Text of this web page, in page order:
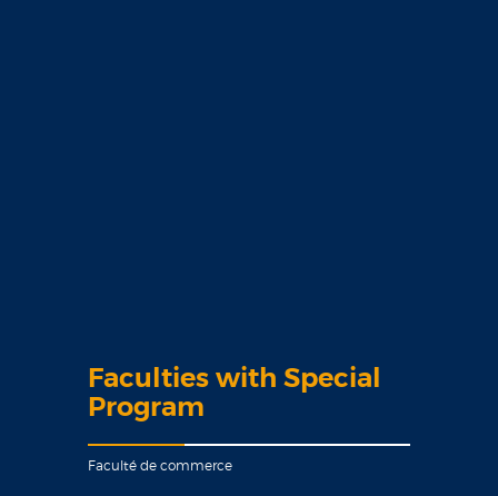
Faculties with Special
Program
Faculté de commerce